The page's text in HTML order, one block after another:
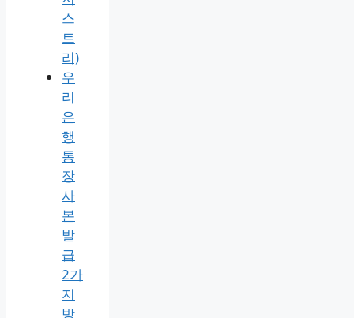
스
트
리)
우
리
은
행
통
장
사
본
발
급
2가
지
방